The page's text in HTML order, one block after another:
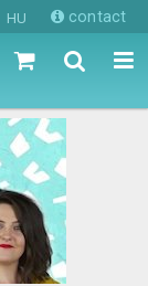
HU contact